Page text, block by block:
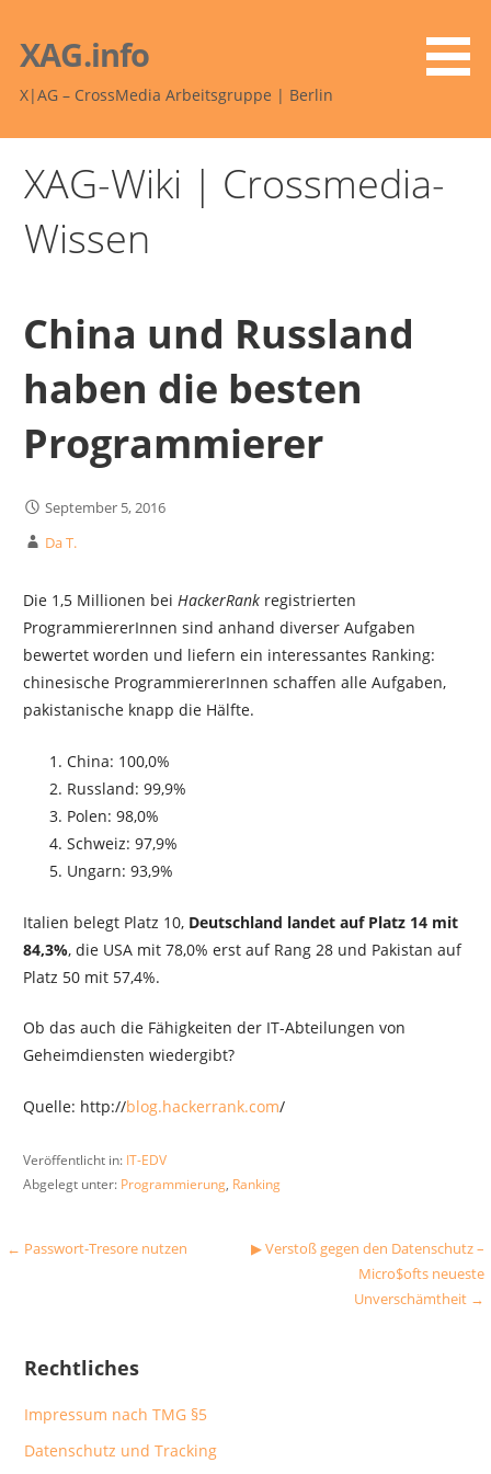
Inhalt
springen
XAG.info
X|AG – CrossMedia Arbeitsgruppe | Berlin
XAG-Wiki | Crossmedia-
Wissen
China und Russland
haben die besten
Programmierer
September 5, 2016
Da T.
Die 1,5 Millionen bei HackerRankregistrierten
ProgrammiererInnen sind anhand diverser Aufgaben
bewertet worden und liefern ein interessantes Ranking:
chinesische ProgrammiererInnen schaffen alle Aufgaben,
pakistanische knapp die Hälfte.
China: 100,0%
Russland: 99,9%
Polen: 98,0%
Schweiz: 97,9%
Ungarn: 93,9%
Italien belegt Platz 10, Deutschland landet auf Platz 14 mit
84,3%, die USA mit 78,0% erst auf Rang 28 und Pakistan auf
Platz 50 mit 57,4%.
Ob das auch die Fähigkeiten der IT-Abteilungen von
Geheimdiensten wiedergibt?
Quelle: http://blog.hackerrank.com/
Veröffentlicht in: IT-EDV
Abgelegt unter: Programmierung, Ranking
Beitragsnavigation
← Passwort-Tresore nutzen
▶︎ Verstoß gegen den Datenschutz –
Micro$ofts neueste
Unverschämtheit →
Rechtliches
Impressum nach TMG §5
Datenschutz und Tracking